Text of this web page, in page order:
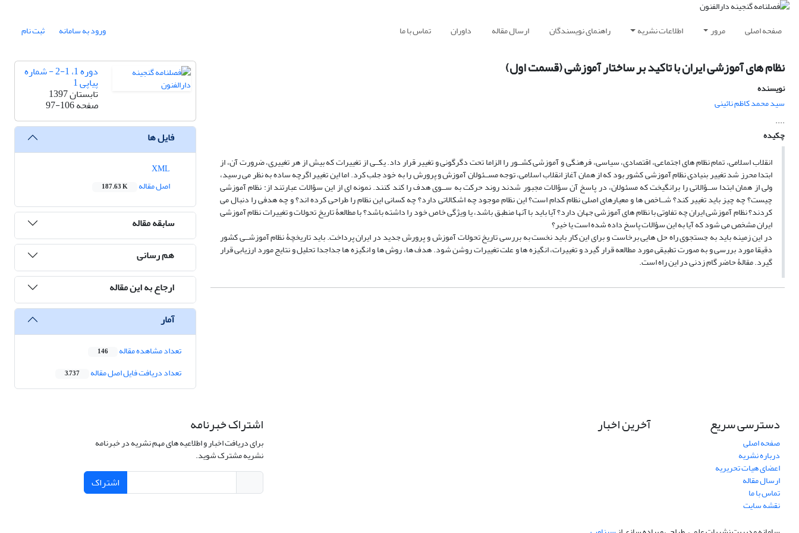
صفحه اصلی مرور اطلاعات نشریه راهنمای نویسندگان ارسال مقاله داوران تماس با ما ورود به سامانه ثبت نام
نظام های آموزشی ایران با تاکید بر ساختار آموزشی (قسمت اول)
نویسنده
سید محمد کاظم نائینی
....
چکیده
انقلاب اسلامی، تمام نظام های اجتماعی، اقتصادی، سیاسی، فرهنگی و آموزشی کشــور را الزاما تحت دگرگونی و تغییر قرار داد. یکــی از تغییرات که بیش از هر تغییری، ضرورت آن، از
ابتدا محرز شد تغییر بنیادی نظام آموزشی کشور بود که از همان آغاز انقلاب اسلامی، توجه مســئولان آموزش و پرورش را به خود جلب کرد. اما این تغییر اگرچه ساده به نظر می رسید،
ولی از همان ابتدا ســؤالاتی را برانگیخت که مسئولان، در پاسخ آن سؤالات مجبور شدند روند حرکت به ســوی هدف را کند کنند. نمونه ای از این سؤالات عبارتند از: نظام آموزشی
چیست؟ چه چیز باید تغییر کند؟ شــاخص ها و معیارهای اصلی نظام کدام است؟ این نظام موجود چه اشکالاتی دارد؟ چه کسانی این نظام را طراحی کرده اند؟ و چه هدفی را دنبال می
کردند؟ نظام آموزشی ایران چه تفاوتی با نظام های آموزشی جهان دارد؟ آیا باید با آنها منطبق باشد، یا ویژگی خاص خود را داشته باشد؟ با مطالعۀ تاریخ تحولات و تغییرات نظام آموزشی
ایران مشخص می شود که آیا به این سؤالات پاسخ داده شده است یا خیر؟
در این زمینه باید به جستجوی راه حل هایی برخاست و برای این کار باید نخست به بررسی تاریخ تحولات آموزش و پرورش جدید در ایران پرداخت. باید تاریخچۀ نظام آموزشــی کشور
دقیقا مورد بررسی و به صورت تطبیقی مورد مطالعه قرار گیرد و تغییرات، انگیزه ها و علت تغییرات روشن شود. هدف ها، روش ها و انگیزه ها جداجدا تحلیل و نتایج مورد ارزیابی قرار
گیرد. مقالۀ حاضر گام زدنی در این راه است.
دوره 1، 1-2 - شماره
پیاپی 1
تابستان 1397
صفحه97-106
فایل ها
اصل مقاله
187.63 K
سابقه مقاله
هم رسانی
ارجاع به این مقاله
آمار
تعداد مشاهده مقاله 146
تعداد دریافت فایل اصل مقاله 3,737
دسترسی سریع
صفحه اصلی
درباره نشریه
اعضای هیات تحریریه
ارسال مقاله
تماس با ما
نقشه سایت
آخرین اخبار اشتراک خبرنامه
برای دریافت اخبار و اطلاعیه های مهم نشریه در خبرنامه
نشریه مشترک شوید.
اشتراک